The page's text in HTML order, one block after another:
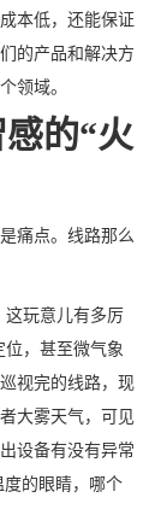
本低，还能保证
的产品和解决方
领域。
的“火
痛点。线路那么
这玩意儿有多厉
位，甚至微气象
视完的线路，现
大雾天气，可见
设备有没有异常
的眼睛，哪个